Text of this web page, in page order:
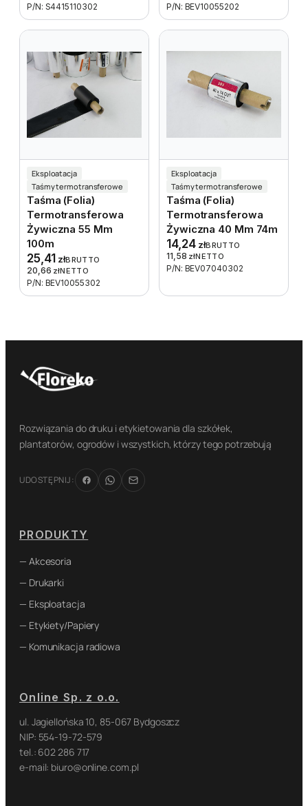
P/N: S4415110302 P/N: BEV10055202
Eksploatacja
Taśmy termotransferowe
Taśma (folia)
Termotransferowa
Żywiczna 55 Mm
100m
25,41 złBRUTTO
20,66 złNETTO
P/N: BEV10055302
Eksploatacja
Taśmy termotransferowe
Taśma (folia)
Termotransferowa
Żywiczna 40 Mm 74m
14,24 złBRUTTO
11,58 złNETTO
P/N: BEV07040302
Rozwiązania do druku i etykietowania dla szkółek,
plantatorów, ogrodów i wszystkich, którzy tego potrzebują
UDOSTĘPNIJ:
PRODUKTY
— Akcesoria
— Drukarki
— Eksploatacja
— Etykiety/Papiery
— Komunikacja radiowa
Online Sp. z o.o.
ul. Jagiellońska 10, 85-067 Bydgoszcz
NIP: 554-19-72-579
tel.: 602 286 717
e-mail: biuro@online.com.pl